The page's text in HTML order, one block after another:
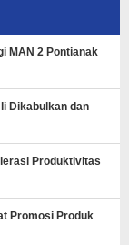
MAN 2 Pontianak
Dikabulkan dan
Produktivitas
Promosi Produk